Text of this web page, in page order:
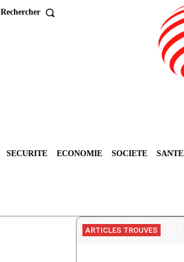
Rechercher
SECURITE ECONOMIE SOCIETE SANTE
ARTICLES TROUVES